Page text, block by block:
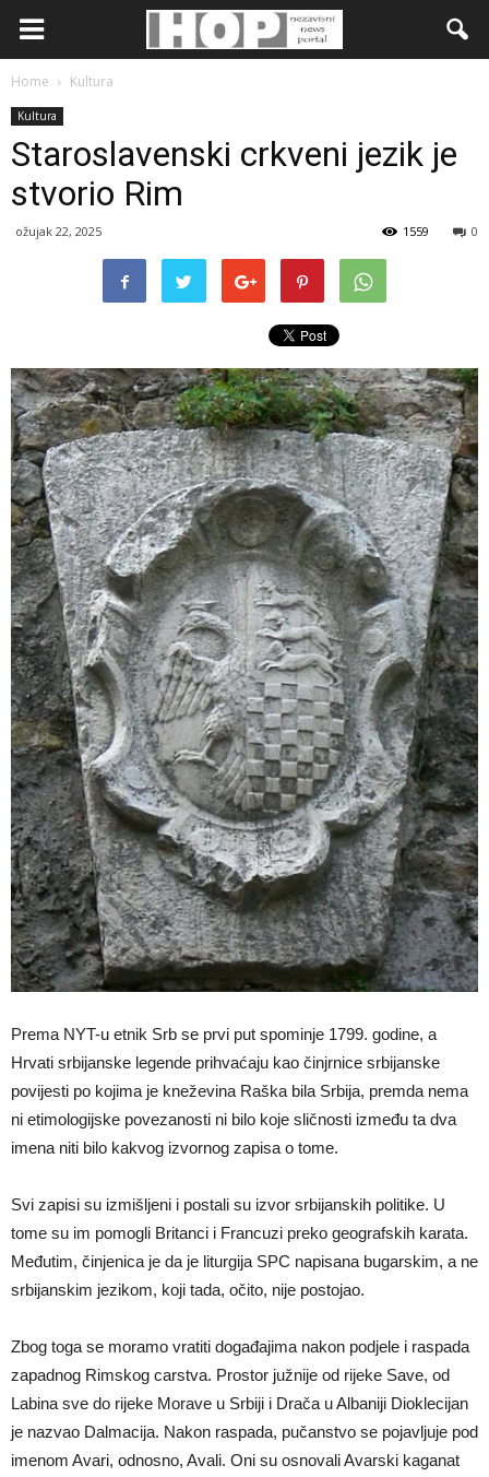
Home Kultura
Kultura
Staroslavenski crkveni jezik je
stvorio Rim
ožujak 22, 2025 0
1559
Prema NYT-u etnik Srb se prvi put spominje 1799. godine, a
Hrvati srbijanske legende prihvaćaju kao činjrnice srbijanske
povijesti po kojima je kneževina Raška bila Srbija, premda nema
ni etimologijske povezanosti ni bilo koje sličnosti između ta dva
imena niti bilo kakvog izvornog zapisa o tome.
Svi zapisi su izmišljeni i postali su izvor srbijanskih politike. U
tome su im pomogli Britanci i Francuzi preko geografskih karata.
Međutim, činjenica je da je liturgija SPC napisana bugarskim, a ne
srbijanskim jezikom, koji tada, očito, nije postojao.
Zbog toga se moramo vratiti događajima nakon podjele i raspada
zapadnog Rimskog carstva. Prostor južnije od rijeke Save, od
Labina sve do rijeke Morave u Srbiji i Drača u Albaniji Dioklecijan
je nazvao Dalmacija. Nakon raspada, pučanstvo se pojavljuje pod
imenom Avari, odnosno, Avali. Oni su osnovali Avarski kaganat